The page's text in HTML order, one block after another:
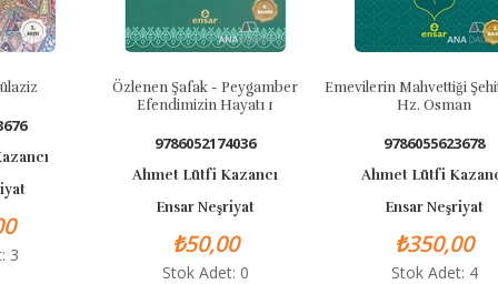
Özlenen Şafak - Peygamber
Efendimizin Hayatı 1
9786052174036
Ahmet Lütfi Kazancı
Ensar Neşriyat
₺50,00
Stok Adet: 0
Emevilerin Mahvettiği Şehit
Hz. Osman
9786055623678
Ahmet Lütfi Kazancı
Ensar Neşriyat
₺350,00
Stok Adet: 4